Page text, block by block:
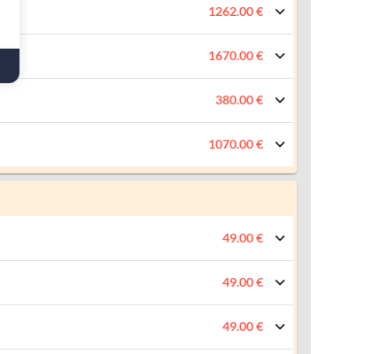
1262.00 €
1670.00 €
380.00 €
1070.00 €
49.00 €
49.00 €
49.00 €